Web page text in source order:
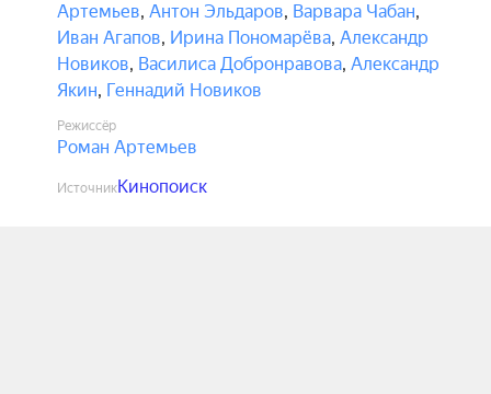
Артемьев, Антон Эльдаров, Варвара Чабан,
Иван Агапов, Ирина Пономарёва, Александр
Новиков, Василиса Добронравова, Александр
Якин, Геннадий Новиков
Режиссёр
Роман Артемьев
ИсточникКинопоиск